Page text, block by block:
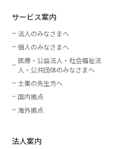
サービス案内
法人のみなさまへ
個人のみなさまへ
医療・公益法人・社会福祉法
人 ・ 公共団体のみなさまへ
士業の先生方へ
国内拠点
海外拠点
法人案内